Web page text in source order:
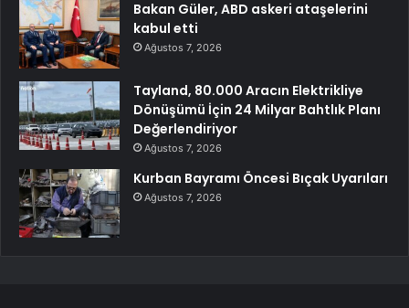
Bakan Güler, ABD askeri ataşelerini
kabul etti
Ağustos 7, 2026
Tayland, 80.000 Aracın Elektrikliye
Dönüşümü İçin 24 Milyar Bahtlık Planı
Değerlendiriyor
Ağustos 7, 2026
Kurban Bayramı Öncesi Bıçak Uyarıları
Ağustos 7, 2026